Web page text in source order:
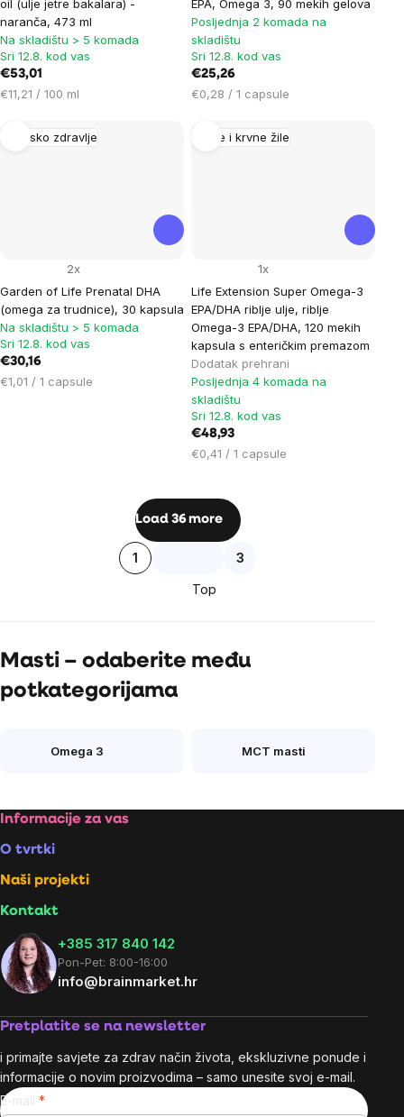
oil (ulje jetre bakalara) -
naranča, 473 ml
Na skladištu > 5 komada
Sri 12.8. kod vas
€53,01
Cijena
€11,21 / 100 ml
EPA, Omega 3, 90 mekih gelova
Posljednja 2 komada na
skladištu
Sri 12.8. kod vas
€25,26
Cijena
€0,28 / 1 capsule
Žensko zdravlje
Garden of Life Prenatal DHA
(omega za trudnice), 30 kapsula
2x
Na skladištu > 5 komada
Sri 12.8. kod vas
€30,16
Cijena
€1,01 / 1 capsule
Srce i krvne žile
Life Extension Super Omega-3
EPA/DHA riblje ulje, riblje
Omega-3 EPA/DHA, 120 mekih
kapsula s enteričkim premazom
Dodatak prehrani
1x
Posljednja 4 komada na
skladištu
Sri 12.8. kod vas
€48,93
Cijena
€0,41 / 1 capsule
Listing
controls
Load 36 more
Pagination
1 3
Top
Masti – odaberite među
potkategorijama
Omega 3 MCT masti
Footer
Informacije za vas
O tvrtki
Naši projekti
Kontakt
+385 317 840 142
Pon-Pet: 8:00-16:00
info@brainmarket.hr
Pretplatite se na newsletter
i primajte savjete za zdrav način života, ekskluzivne ponude i
informacije o novim proizvodima – samo unesite svoj e-mail.
E-mail